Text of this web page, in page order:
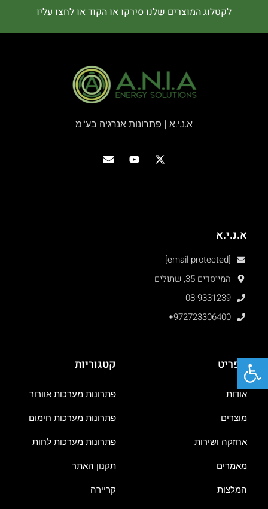
לקטלוג המוצרים שלנו סירקו או הקוד או לחצו עליו
א.נ.י.א | פתרונות אנרגיה בע"מ
א.נ.י.א
[email protected]
המייסדים 35, שתולים
08-9331239
+972723306400
תפריט
אודות
מוצרים
אחזקה ושירות
מאמרים
המלצות
קטגוריות
פתרונות מערכות אוורור
פתרונות מערכות חימום
פתרונות מערכות לחות
תקנון האתר
קריירה
פתח סרגל נגישות